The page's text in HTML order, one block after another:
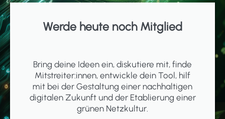
Werde heute noch Mitglied
Bring deine Ideen ein, diskutiere mit, finde
Mitstreiter:innen, entwickle dein Tool, hilf
mit bei der Gestaltung einer nachhaltigen
digitalen Zukunft und der Etablierung einer
grünen Netzkultur.